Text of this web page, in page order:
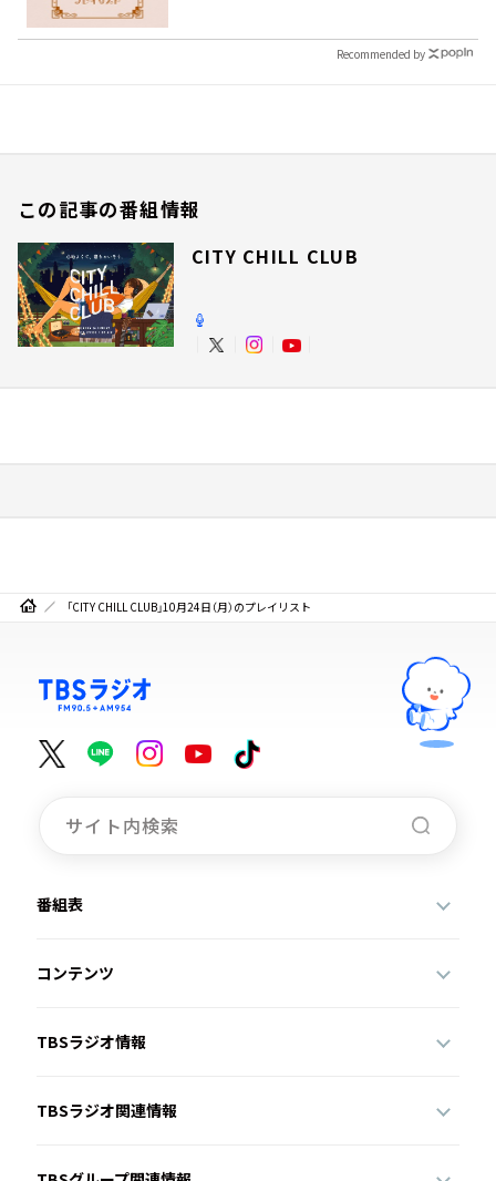
Recommended by
この記事の番組情報
CITY CHILL CLUB
「CITY CHILL CLUB」10月24日（月）のプレイリスト
番組表
コンテンツ
TBSラジオ情報
TBSラジオ関連情報